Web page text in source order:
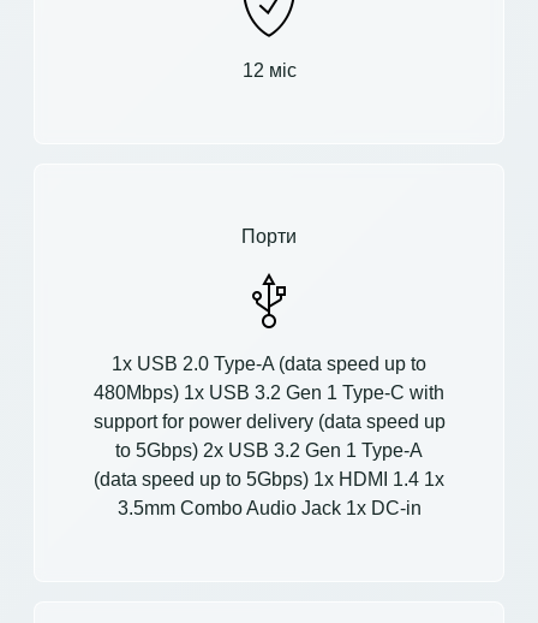
12 міс
Порти
1x USB 2.0 Type-A (data speed up to
480Mbps) 1x USB 3.2 Gen 1 Type-C with
support for power delivery (data speed up
to 5Gbps) 2x USB 3.2 Gen 1 Type-A
(data speed up to 5Gbps) 1x HDMI 1.4 1x
3.5mm Combo Audio Jack 1x DC-in